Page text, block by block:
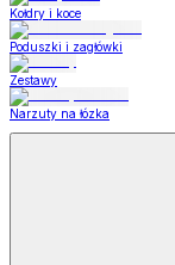
Kołdry i koce
Poduszki i zagłówki
Zestawy
Narzuty na łózka